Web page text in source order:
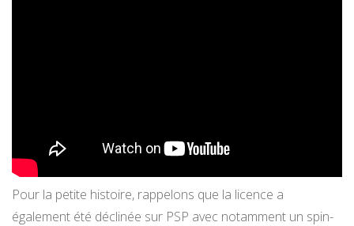
Pour la petite histoire, rappelons que la licence a
également été déclinée sur PSP avec notamment un spin-